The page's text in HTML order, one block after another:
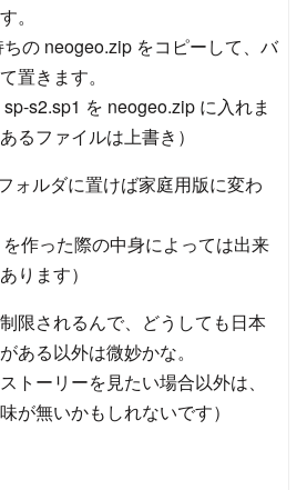
。
ちの neogeo.zip をコピーして、バ
置きます。
s2.sp1 を neogeo.zip に入れま
るファイルは上書き）
ォルダに置けば家庭用版に変わ
を作った際の中身によっては出来
ります）
限されるんで、どうしても日本
ある以外は微妙かな。
トーリーを見たい場合以外は、
が無いかもしれないです）